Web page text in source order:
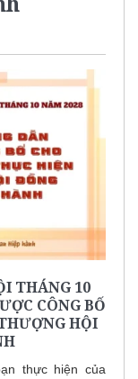
THÁNG 10
CÔNG BỐ
HỘI
thực hiện của